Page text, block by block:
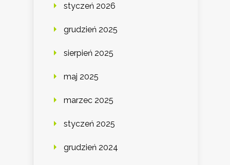
styczeń 2026
grudzień 2025
sierpień 2025
maj 2025
marzec 2025
styczeń 2025
grudzień 2024